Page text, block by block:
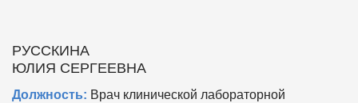
РУССКИНА
ЮЛИЯ СЕРГЕЕВНА
Должность: Врач клинической лабораторной